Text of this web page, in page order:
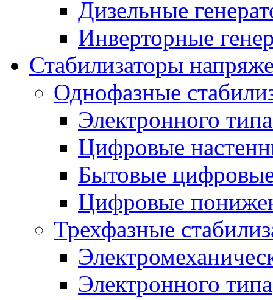
Дизельные
Инверторные
Стабилизаторы
Однофазные
Электронного
Цифровые
Бытовые
Цифровые
Трехфазные
Электронного типа